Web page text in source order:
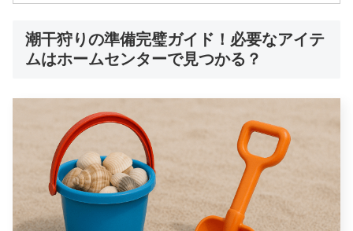
潮干狩りの準備完璧ガイド！必要なアイテ
ムはホームセンターで見つかる？